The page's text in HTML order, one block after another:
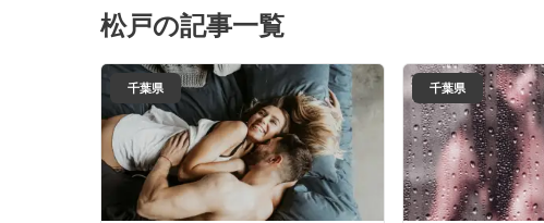
松戸の記事一覧
千葉県 千葉県